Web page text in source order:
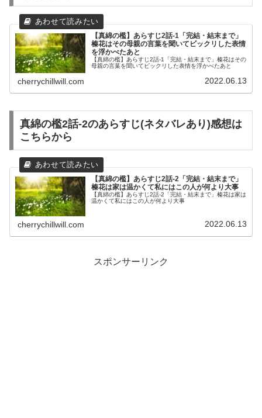
【真綿の檻】あらすじ2話-1「完結・結末まで」
榛花はその母親の言葉を聞いてビックリした表情
を浮かべたあと
【真綿の檻】あらすじ2話-1「完結・結末まで」榛花はその
母親の言葉を聞いてビックリした表情を浮かべたあと
cherrychillwill.com 2022.06.13
真綿の檻2話-2のあらすじ(ネタバレあり)感想は
こちらから
【真綿の檻】あらすじ2話-2「完結・結末まで」
榛花は家は温かくて私にはこの人が何より大事
【真綿の檻】あらすじ2話-2「完結・結末まで」榛花は家は
温かくて私にはこの人が何より大事
cherrychillwill.com 2022.06.13
スポンサーリンク